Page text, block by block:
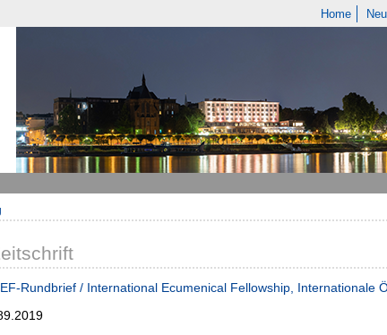
Home
Rundbrief / International Ecumenical Fellowship, Internationale